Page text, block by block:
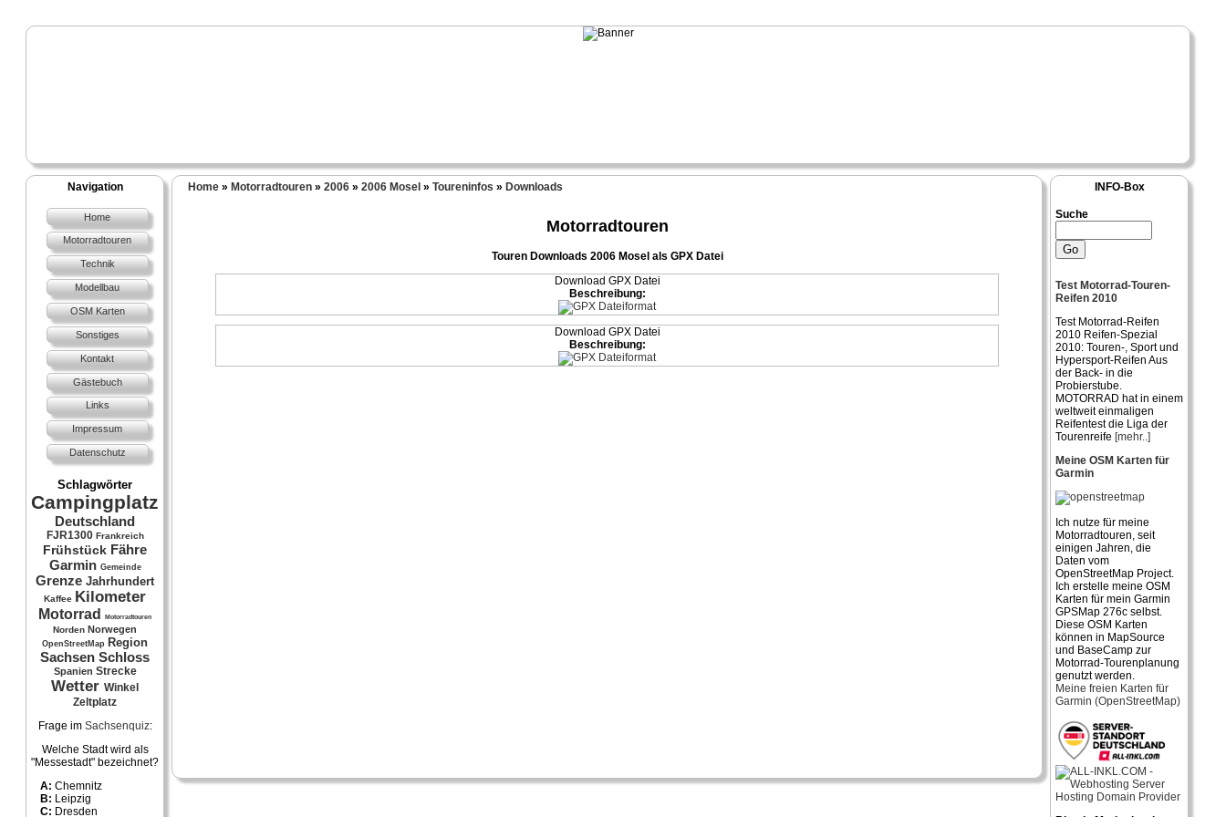
Navigation
Home
Motorradtouren
Technik
Modellbau
OSM Karten
Sonstiges
Kontakt
Gästebuch
Links
Impressum
Datenschutz
Schlagwörter
Campingplatz
Deutschland
FJR1300 Frankreich
Frühstück Fähre
Garmin Gemeinde
Grenze Jahrhundert
Kaffee Kilometer
Motorrad Motorradtouren
Norden Norwegen
OpenStreetMap Region
Sachsen Schloss
Spanien Strecke
Wetter Winkel
Zeltplatz
Frage im Sachsenquiz:
Welche Stadt wird als
"Messestadt" bezeichnet?
A: Chemnitz
B: Leipzig
C: Dresden
INFO-Box
Suche
Test Motorrad-Touren-
Reifen 2010
Test Motorrad-Reifen
2010 Reifen-Spezial
2010: Touren-, Sport und
Hypersport-Reifen Aus
der Back- in die
Probierstube.
MOTORRAD hat in einem
weltweit einmaligen
Reifentest die Liga der
Tourenreife [mehr..]
Meine OSM Karten für
Garmin
Ich nutze für meine
Motorradtouren, seit
einigen Jahren, die
Daten vom
OpenStreetMap Project.
Ich erstelle meine OSM
Karten für mein Garmin
GPSMap 276c selbst.
Diese OSM Karten
können in MapSource
und BaseCamp zur
Motorrad-Tourenplanung
genutzt werden.
Meine freien Karten für
Garmin (OpenStreetMap)
Home» Motorradtouren» 2006» 2006 Mosel » Toureninfos » Downloads
Motorradtouren
Touren Downloads 2006 Mosel als GPX Datei
Download GPX Datei
Beschreibung:
Download GPX Datei
Beschreibung: